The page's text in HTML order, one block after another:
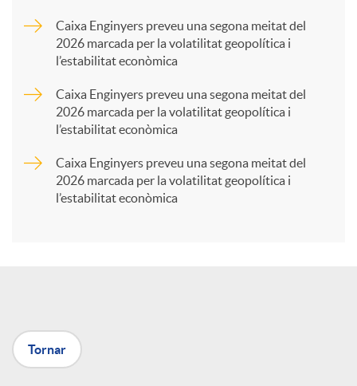
a
X
Caixa Enginyers preveu una segona meitat del
2026 marcada per la volatilitat geopolítica i
l’estabilitat econòmica
Caixa Enginyers preveu una segona meitat del
2026 marcada per la volatilitat geopolítica i
l’estabilitat econòmica
Caixa Enginyers preveu una segona meitat del
2026 marcada per la volatilitat geopolítica i
l’estabilitat econòmica
Tornar